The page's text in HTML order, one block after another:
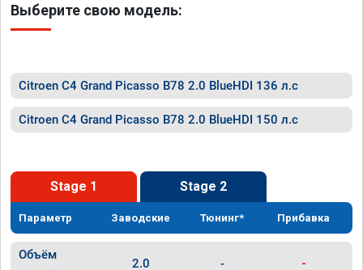
Выберите свою модель:
Citroen C4 Grand Picasso B78 2.0 BlueHDI 136 л.с
Citroen C4 Grand Picasso B78 2.0 BlueHDI 150 л.с
Stage 1 Stage 2
Параметр Заводские Тюнинг* Прибавка
Объём
2.0 - -